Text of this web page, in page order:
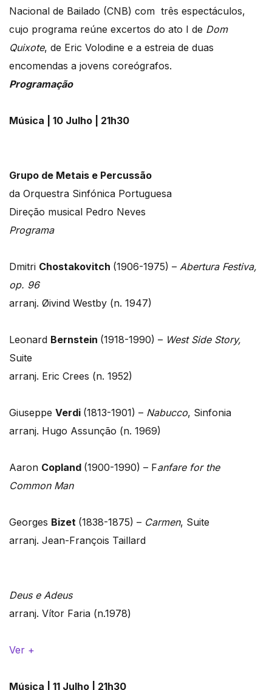
Nacional de Bailado (CNB) com três espectáculos,
cujo programa reúne excertos do ato I de Dom
Quixote, de Eric Volodine e a estreia de duas
encomendas a jovens coreógrafos.
Programação
Música | 10 Julho | 21h30
Grupo de Metais e Percussão
da Orquestra Sinfónica Portuguesa
Direção musical Pedro Neves
Programa
Dmitri Chostakovitch (1906-1975) – Abertura Festiva,
op. 96
arranj. Øivind Westby (n. 1947)
Leonard Bernstein (1918-1990) – West Side Story,
Suite
arranj. Eric Crees (n. 1952)
Giuseppe Verdi (1813-1901) – Nabucco, Sinfonia
arranj. Hugo Assunção (n. 1969)
Aaron Copland (1900-1990) – Fanfare for the
Common Man
Georges Bizet (1838-1875) – Carmen, Suite
arranj. Jean-François Taillard
Deus e Adeus
arranj. Vítor Faria (n.1978)
Ver +
Música | 11 Julho | 21h30